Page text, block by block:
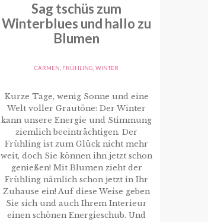
Sag tschüs zum
Winterblues und hallo zu
Blumen
CARMEN, FRÜHLING,WINTER
Kurze Tage, wenig Sonne und eine
Welt voller Grautöne: Der Winter
kann unsere Energie und Stimmung
ziemlich beeinträchtigen. Der
Frühling ist zum Glück nicht mehr
weit, doch Sie können ihn jetzt schon
genießen! Mit Blumen zieht der
Frühling nämlich schon jetzt in Ihr
Zuhause ein! Auf diese Weise geben
Sie sich und auch Ihrem Interieur
einen schönen Energieschub. Und